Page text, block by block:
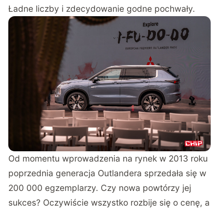
Ładne liczby i zdecydowanie godne pochwały.
Od momentu wprowadzenia na rynek w 2013 roku
poprzednia generacja Outlandera sprzedała się w
200 000 egzemplarzy. Czy nowa powtórzy jej
sukces? Oczywiście wszystko rozbije się o cenę, a